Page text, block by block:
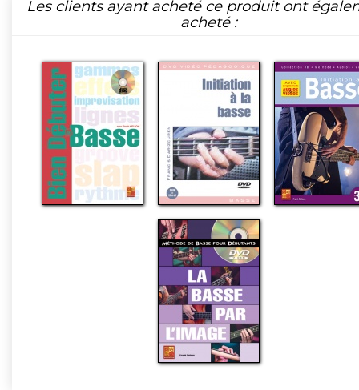
Les clients ayant acheté ce produit ont
acheté :